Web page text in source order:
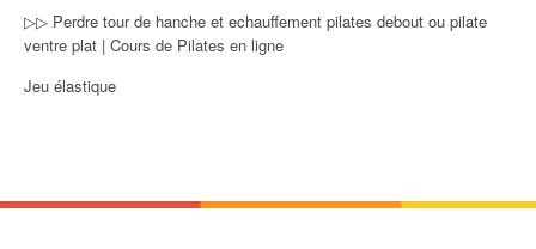
▷▷ Perdre tour de hanche et echauffement pilates debout ou pilate
ventre plat | Cours de Pilates en ligne
Jeu élastique